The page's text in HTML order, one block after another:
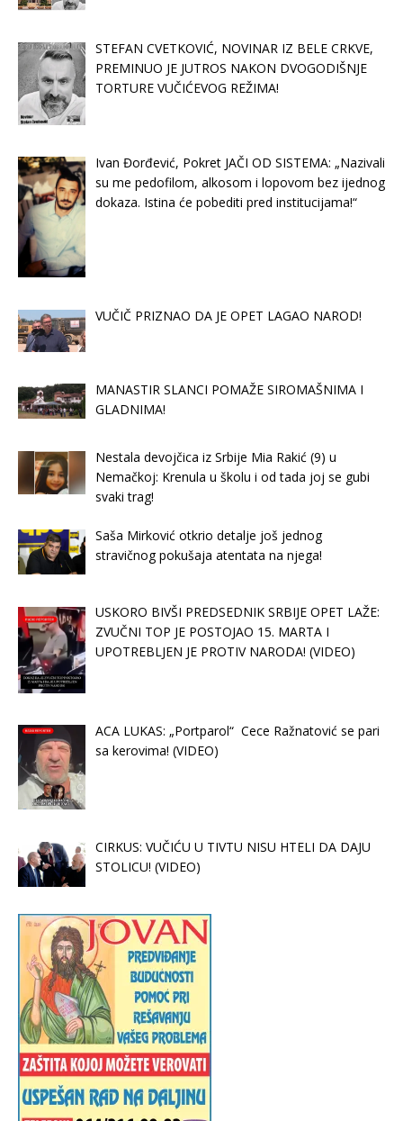
STEFAN CVETKOVIĆ, NOVINAR IZ BELE CRKVE,
PREMINUO JE JUTROS NAKON DVOGODIŠNJE
TORTURE VUČIĆEVOG REŽIMA!
Ivan Đorđević, Pokret JAČI OD SISTEMA: „Nazivali
su me pedofilom, alkosom i lopovom bez ijednog
dokaza. Istina će pobediti pred institucijama!“
VUČIČ PRIZNAO DA JE OPET LAGAO NAROD!
MANASTIR SLANCI POMAŽE SIROMAŠNIMA I
GLADNIMA!
Nestala devojčica iz Srbije Mia Rakić (9) u
Nemačkoj: Krenula u školu i od tada joj se gubi
svaki trag!
Saša Mirković otkrio detalje još jednog
stravičnog pokušaja atentata na njega!
USKORO BIVŠI PREDSEDNIK SRBIJE OPET LAŽE:
ZVUČNI TOP JE POSTOJAO 15. MARTA I
UPOTREBLJEN JE PROTIV NARODA! (VIDEO)
ACA LUKAS: „Portparol“ Cece Ražnatović se pari
sa kerovima! (VIDEO)
CIRKUS: VUČIĆU U TIVTU NISU HTELI DA DAJU
STOLICU! (VIDEO)